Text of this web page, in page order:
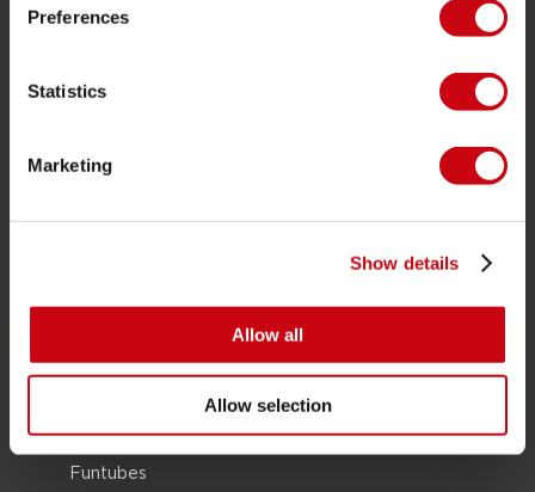
Preferences
Statistics
Marketing
Show details
Allow all
Allow selection
Pedidos y pago
Localizador de tiendas
CATEGORIAS DE PRODUCTO
2026 Collection
Funtubes